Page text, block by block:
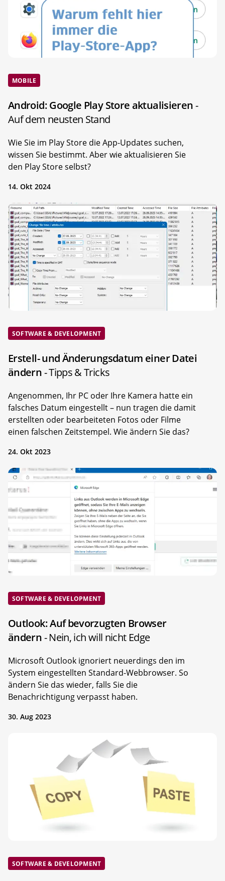
MOBILE
Android: Google Play Store aktualisieren-
Auf dem neusten Stand
Wie Sie im Play Store die App-Updates suchen,
wissen Sie bestimmt. Aber wie aktualisieren Sie
den Play Store selbst?
14. Okt 2024
SOFTWARE & DEVELOPMENT
Erstell- und Änderungsdatum einer Datei
ändern- Tipps & Tricks
Angenommen, Ihr PC oder Ihre Kamera hatte ein
falsches Datum eingestellt – nun tragen die damit
erstellten oder bearbeiteten Fotos oder Filme
einen falschen Zeitstempel. Wie ändern Sie das?
24. Okt 2023
SOFTWARE & DEVELOPMENT
Outlook: Auf bevorzugten Browser
ändern- Nein, ich will nicht Edge
Microsoft Outlook ignoriert neuerdings den im
System eingestellten Standard-Webbrowser. So
ändern Sie das wieder, falls Sie die
Benachrichtigung verpasst haben.
30. Aug 2023
SOFTWARE & DEVELOPMENT